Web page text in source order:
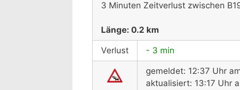
3 Minuten Zeitverlust zwischen
Länge: 0.2 km
Verlust - 3 min
gemeldet: 12:37 Uhr
aktualisiert: 13:17 Uhr